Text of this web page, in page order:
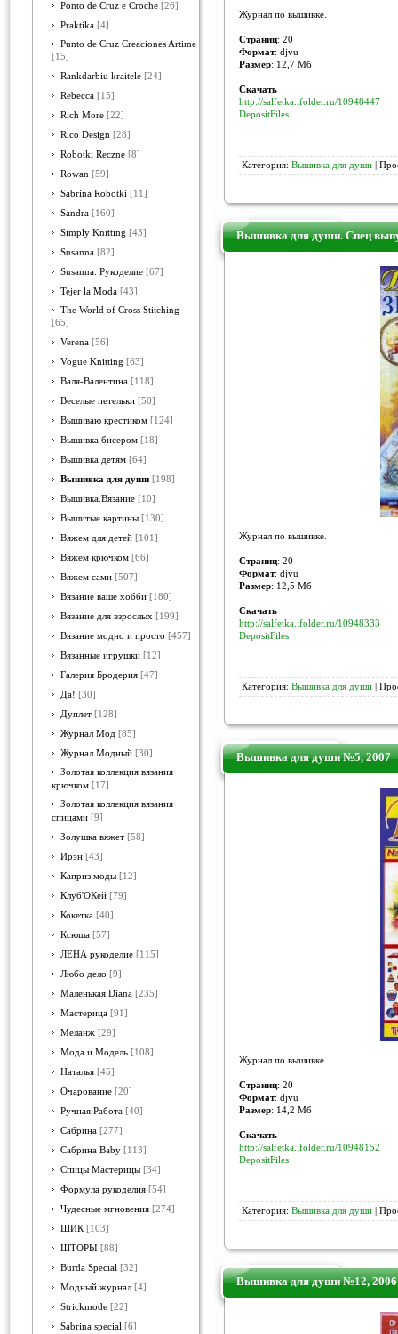
Ponto de Cruz e Croche [26]
Praktika [4]
Punto de Cruz Creaciones Artime
[15]
Rankdarbiu kraitele [24]
Rebecca [15]
Rich More [22]
Rico Design [28]
Robotki Reczne [8]
Rowan [59]
Sabrina Robotki [11]
Sandra [160]
Simply Knitting [43]
Susanna [82]
Susanna. Рукоделие [67]
Tejer la Moda [43]
The World of Cross Stitching
[65]
Verena [56]
Vogue Knitting [63]
Валя-Валентина [118]
Веселые петельки [50]
Вышиваю крестиком [124]
Вышивка бисером [18]
Вышивка детям [64]
Вышивка для души [198]
Вышивка.Вязание [10]
Вышитые картины [130]
Вяжем для детей [101]
Вяжем крючком [66]
Вяжем сами [507]
Вязание ваше хобби [180]
Вязание для взрослых [199]
Вязание модно и просто [457]
Вязанные игрушки [12]
Галерия Бродерия [47]
Да! [30]
Дуплет [128]
Журнал Мод [85]
Журнал Модный [30]
Золотая коллекция вязания
крючком [17]
Золотая коллекция вязания
спицами [9]
Золушка вяжет [58]
Ирэн [43]
Каприз моды [12]
Клуб'ОКей [79]
Кокетка [40]
Ксюша [57]
ЛЕНА рукоделие [115]
Любо дело [9]
Маленькая Diana [235]
Мастерица [91]
Меланж [29]
Мода и Модель [108]
Наталья [45]
Очарование [20]
Ручная Работа [40]
Сабрина [277]
Сабрина Baby [113]
Спицы Мастерицы [34]
Формула рукоделия [54]
Чудесные мгновения [274]
ШИК [103]
ШТОРЫ [88]
Burda Special [32]
Модный журнал [4]
Strickmode [22]
Sabrina special [6]
Журнал по вышивке.
Страниц: 20
Формат: djvu
Размер: 12,7 Мб
Скачать
http://salfetka.ifolder.ru/10948447
DepositFiles
Категория: Вышивка для души |
Вышивка для души. Спец
Журнал по вышивке.
Страниц: 20
Формат: djvu
Размер: 12,5 Мб
Скачать
http://salfetka.ifolder.ru/10948333
DepositFiles
Категория: Вышивка для души |
Вышивка для души №5, 2007
Журнал по вышивке.
Страниц: 20
Формат: djvu
Размер: 14,2 Мб
Скачать
http://salfetka.ifolder.ru/10948152
DepositFiles
Категория: Вышивка для души |
Вышивка для души №12, 2006